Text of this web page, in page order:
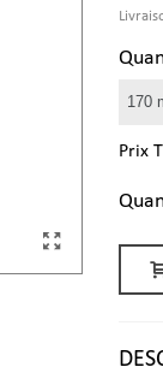
Prix